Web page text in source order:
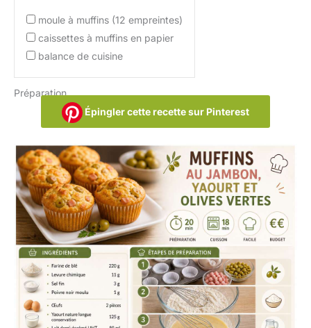
moule à muffins (12 empreintes)
caissettes à muffins en papier
balance de cuisine
Préparation
Épingler cette recette sur Pinterest